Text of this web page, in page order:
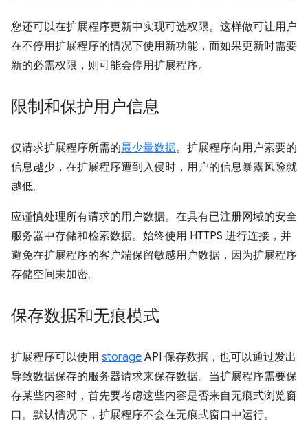
您还可以在扩展程序更新中实现可选权限。这样做可让用户
在不停用扩展程序的情况下使用新功能，而如果更新时需要
新的必需权限，则可能会停用扩展程序。
限制和保护用户信息
仅请求扩展程序所需的最少量数据。扩展程序向用户索要的
信息越少，在扩展程序遭到入侵时，用户的信息暴露风险就
越低。
应谨慎处理所有请求的用户数据。在具有已注册网域的安全
服务器中存储和检索数据。始终使用 HTTPS 进行连接，并
避免在扩展程序的客户端保留敏感用户数据，因为扩展程序
存储空间未加密。
保存数据和无痕模式
扩展程序可以使用 storage API 保存数据，也可以通过发出
导致数据保存的服务器请求来保存数据。当扩展程序需要保
存某些内容时，首先要考虑这些内容是否来自无痕式浏览窗
口。默认情况下，扩展程序不会在无痕式窗口中运行。